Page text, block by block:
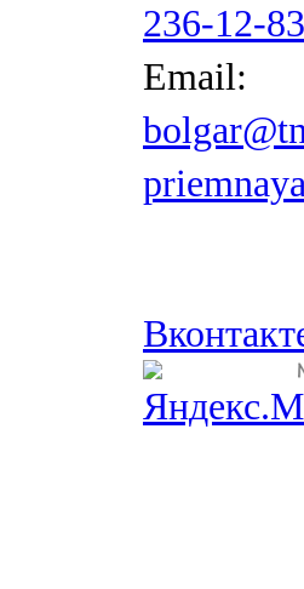
236-12-83
Email: